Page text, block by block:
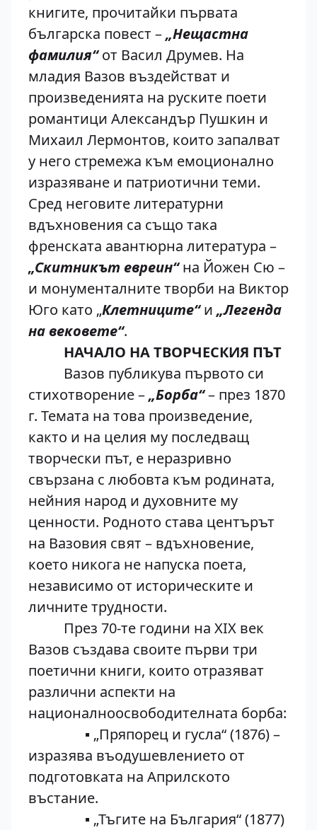
книгите, прочитайки първата
българска повест –„Нещастна
фамилия“от Васил Друмев. На
младия Вазов въздействат и
произведенията на руските поети
романтици Александър Пушкин и
Михаил Лермонтов, които запалват
у него стремежа към емоционално
изразяване и патриотични теми.
Сред неговите литературни
вдъхновения са също така
френската авантюрна литература –
„Скитникът евреин“на Йожен Сю –
и монументалните творби на Виктор
Юго като „Клетниците“и „Легенда
на вековете“.
НАЧАЛО НА ТВОРЧЕСКИЯ ПЪТ
Вазов публикува първото си
стихотворение –„Борба“– през 1870
г. Темата на това произведение,
както и на целия му последващ
творчески път, е неразривно
свързана с любовта към родината,
нейния народ и духовните му
ценности. Родното става центърът
на Вазовия свят – вдъхновение,
което никога не напуска поета,
независимо от историческите и
личните трудности.
През 70-те години на XIX век
Вазов създава своите първи три
поетични книги, които отразяват
различни аспекти на
националноосвободителната борба:
▪ „Пряпорец и гусла“ (1876) –
изразява въодушевлението от
подготовката на Априлското
въстание.
▪ „Тъгите на България“ (1877)